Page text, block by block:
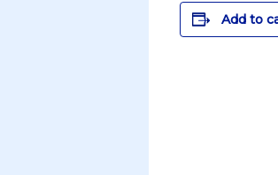
Add to